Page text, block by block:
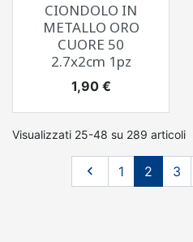
CIONDOLO IN
METALLO ORO
CUORE 50
2.7x2cm 1pz
Prezzo
1,90 €
Visualizzati 25-48 su 289 articoli
Precedente
 1 2 3